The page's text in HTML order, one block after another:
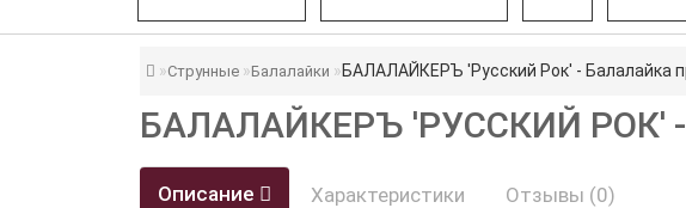
Струнные Балалайки БАЛАЛАЙКЕРЪ 'Русский Рок' - Балалайка
БАЛАЛАЙКЕРЪ 'РУССКИЙ
Описание Характеристики Отзывы (0)